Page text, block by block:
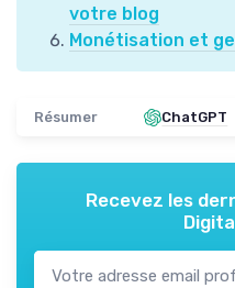
votre blog
Monétisation et
Résumer ChatGPT
Recevez les